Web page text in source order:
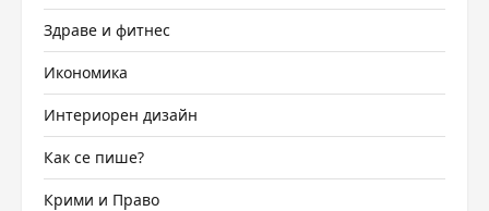
Здраве и фитнес
Икономика
Интериорен дизайн
Как се пише?
Крими и Право